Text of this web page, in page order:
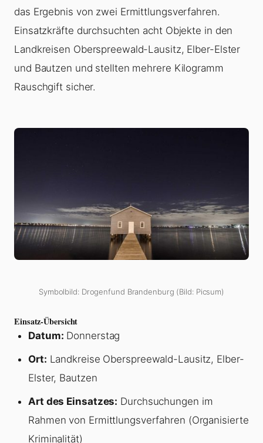
das Ergebnis von zwei Ermittlungsverfahren.
Einsatzkräfte durchsuchten acht Objekte in den
Landkreisen Oberspreewald-Lausitz, Elber-Elster
und Bautzen und stellten mehrere Kilogramm
Rauschgift sicher.
Symbolbild: Drogenfund Brandenburg (Bild: Picsum)
Einsatz-Übersicht
Datum: Donnerstag
Ort: Landkreise Oberspreewald-Lausitz, Elber-
Elster, Bautzen
Art des Einsatzes: Durchsuchungen im
Rahmen von Ermittlungsverfahren (Organisierte
Kriminalität)